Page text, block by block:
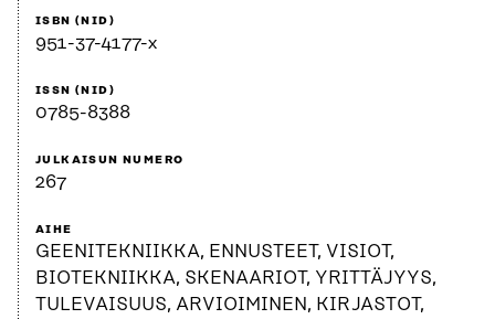
ISBN (NID)
951-37-4177-x
ISSN (NID)
0785-8388
JULKAISUN NUMERO
267
AIHE
GEENITEKNIIKKA, ENNUSTEET, VISIOT,
BIOTEKNIIKKA, SKENAARIOT, YRITTÄJYYS,
TULEVAISUUS, ARVIOIMINEN, KIRJASTOT,